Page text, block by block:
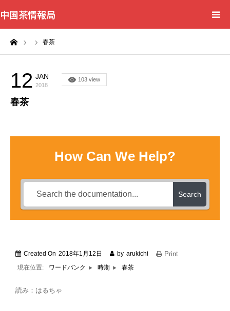
中国茶情報局
春茶
12 JAN
2018
103 view
春茶
How Can We Help?
Search
Created On 2018年1月12日 by arukichi Print
現在位置: ワードバンク 時期 春茶
読み：はるちゃ
Home
News
WordBank
Shops
Books